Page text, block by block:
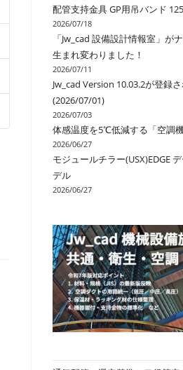
配管支持金具 GP用吊バンド
2026/07/18
「Jw_cad 設備設計情報室」が
生まれ変わりました！
2026/07/11
Jw_cad Version 10.03.2が登録
(2026/07/01)
2026/07/03
体感温度を5℃低減する「空調
2026/06/27
モジュールチラー(USX)EDGE
デル
2026/06/27